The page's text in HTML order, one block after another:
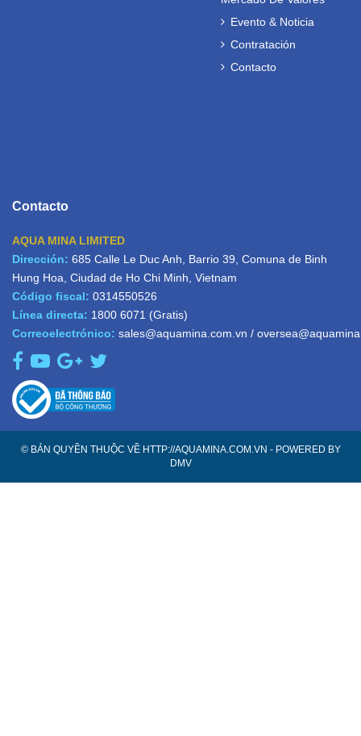
Evento & Noticia
Contratación
Contacto
Contacto
AQUA MINA LIMITED
Dirección: 685 Calle Le Duc Anh, Barrio 39, Comuna de Binh
Hung Hoa, Ciudad de Ho Chi Minh, Vietnam
Código fiscal: 0314550526
Línea directa: 1800 6071 (Gratis)
Correoelectrónico: sales@aquamina.com.vn /
© BẢN QUYỀN THUỘC VỀ HTTP://AQUAMINA.COM.VN - POWERED BY
DMV